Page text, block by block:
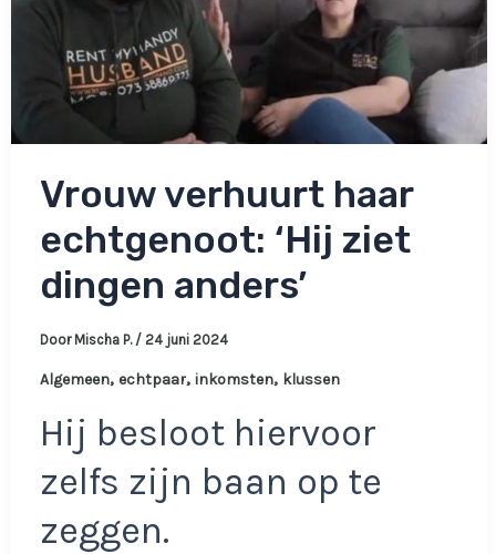
Vrouw verhuurt haar
echtgenoot: ‘Hij ziet
dingen anders’
Door Mischa P. / 24 juni 2024
Algemeen, echtpaar, inkomsten, klussen
Hij besloot hiervoor
zelfs zijn baan op te
zeggen.